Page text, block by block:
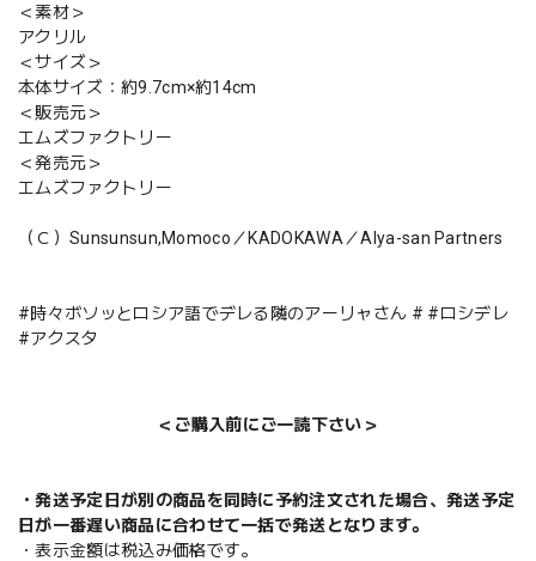
＜素材＞
アクリル
＜サイズ＞
本体サイズ：約9.7cm×約14cm
＜販売元＞
エムズファクトリー
＜発売元＞
エムズファクトリー
（Ｃ）Sunsunsun,Momoco／KADOKAWA／Alya-san Partners
#時々ボソッとロシア語でデレる隣のアーリャさん # #ロシデレ
#アクスタ
＜ご購入前にご一読下さい＞
・発送予定日が別の商品を同時に予約注文された場合、発送予定
日が一番遅い商品に合わせて一括で発送となります。
・表示金額は税込み価格です。